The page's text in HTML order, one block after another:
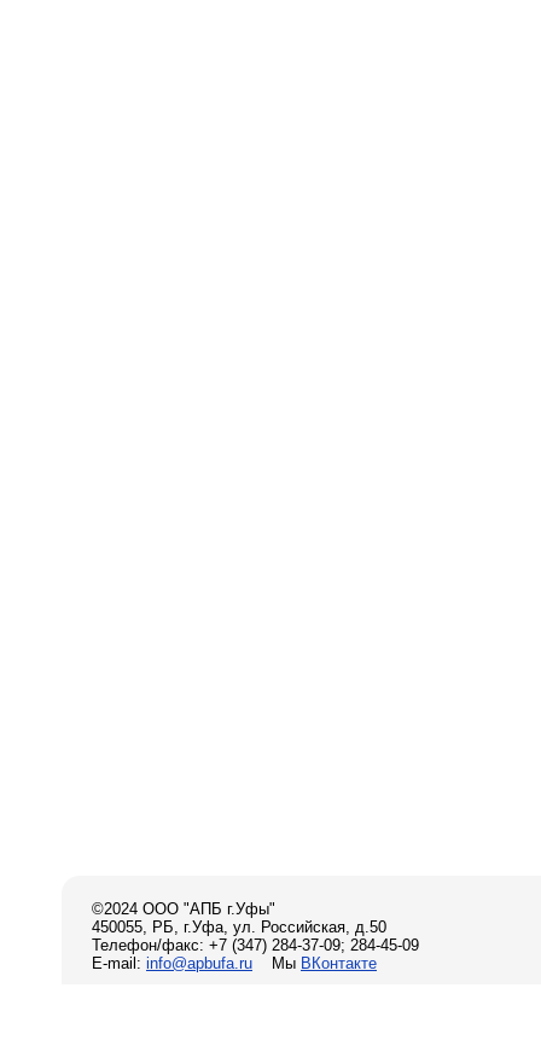
©2024 ООО "АПБ г.Уфы"
450055, РБ, г.Уфа, ул. Российская, д.50
Телефон/факс: +7 (347) 284-37-09; 284-45-09
E-mail: info@apbufa.ru Мы ВКонтакте